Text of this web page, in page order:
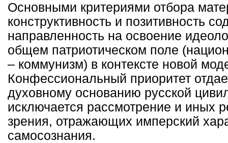
Основными критериями отбора
конструктивность и позитивность
направленность на освоение
общем патриотическом поле
– коммунизм) в контексте новой
Конфессиональный приоритет
духовному основанию русской
исключается рассмотрение и иных
зрения, отражающих имперский
самосознания.